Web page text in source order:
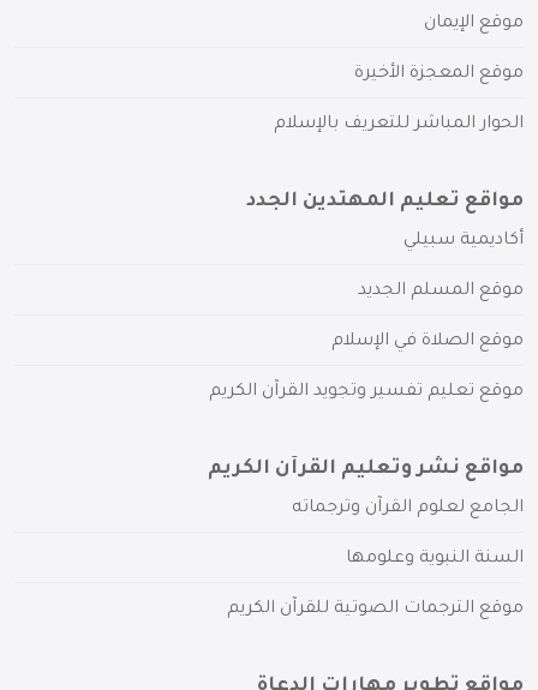
موقع الإيمان
موقع المعجزة الأخيرة
الحوار المباشر للتعريف بالإسلام
مواقع تعليم المهتدين الجدد
أكاديمية سبيلي
موقع المسلم الجديد
موقع الصلاة في الإسلام
موقع تعليم تفسير وتجويد القرآن الكريم
مواقع نشر وتعليم القرآن الكريم
الجامع لعلوم القرآن وترجماته
السنة النبوية وعلومها
موقع الترجمات الصوتية للقرآن الكريم